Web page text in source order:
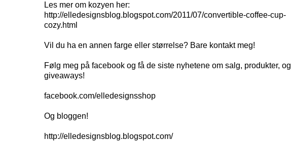
Les mer om kozyen her:
http://elledesignsblog.blogspot.com/2011/07/convertible-coffee-cup-
cozy.html
Vil du ha en annen farge eller størrelse? Bare kontakt meg!
Følg meg på facebook og få de siste nyhetene om salg, produkter, og
giveaways!
facebook.com/elledesignsshop
Og bloggen!
http://elledesignsblog.blogspot.com/